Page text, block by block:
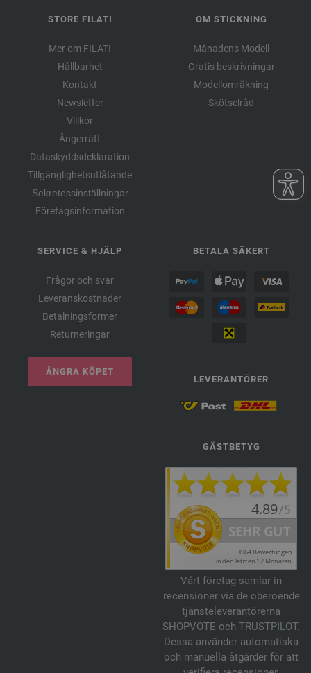
STORE FILATI
Mer om FILATI
Hållbarhet
Kontakt
Newsletter
Villkor
Ångerrätt
Dataskyddsdeklaration
Tillgänglighetsutlåtande
Sekretessinställningar
Företagsinformation
OM STICKNING
Månadens Modell
Gratis beskrivningar
Modellomräkning
Skötselråd
SERVICE & HJÄLP
Frågor och svar
Leveranskostnader
Betalningsformer
Returneringar
ÅNGRA KÖPET
BETALA SÄKERT
LEVERANTÖRER
GÄSTBETYG
Vårt företag samlar in
recensioner via de oberoende
tjänsteleverantörerna
SHOPVOTE och TRUSTPILOT.
Dessa använder automatiska
och manuella åtgärder för att